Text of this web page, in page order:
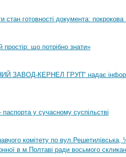
готовності документа: покрокова
що потрібно знати»
ЗАВОД-КЕРНЕЛ ГРУП" надає
у сучасному суспільстві
комітету по
в м.Полтаві ради восьмого